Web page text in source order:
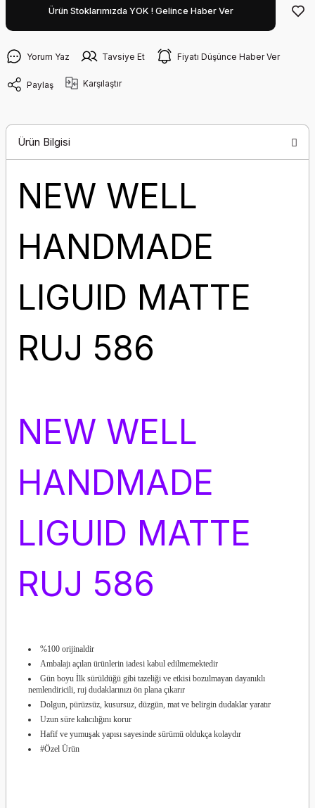
Ürün Stoklarımızda YOK ! Gelince Haber Ver
Yorum Yaz Tavsiye Et Fiyatı Düşünce Haber Ver
Paylaş Karşılaştır
Ürün Bilgisi
NEW WELL
HANDMADE
LIGUID MATTE
RUJ 586
NEW WELL
HANDMADE
LIGUID MATTE
RUJ 586
%100 orijinaldir
Ambalajı açılan ürünlerin iadesi kabul edilmemektedir
Gün boyu İlk sürüldüğü gibi tazeliği ve etkisi bozulmayan dayanıklı
nemlendiricili, ruj dudaklarınızı ön plana çıkarır
Dolgun, pürüzsüz, kusursuz, düzgün, mat ve belirgin dudaklar yaratır
Uzun süre kalıcılığını korur
Hafif ve yumuşak yapısı sayesinde sürümü oldukça kolaydır
#Özel Ürün